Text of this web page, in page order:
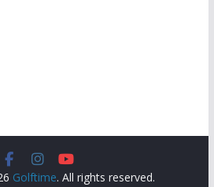
Golftime. All rights reserved.